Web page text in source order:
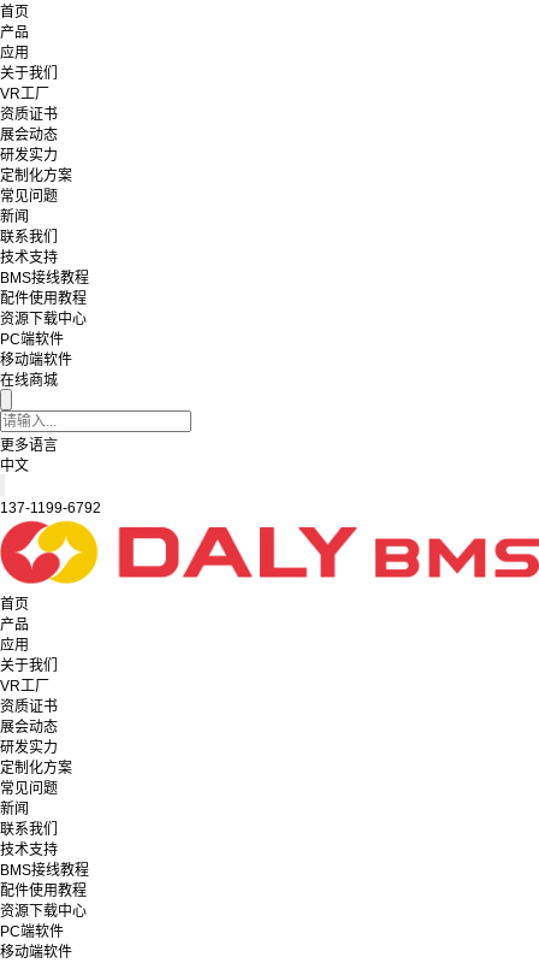
首页
产品
应用
关于我们
VR工厂
资质证书
展会动态
研发实力
定制化方案
常见问题
新闻
联系我们
技术支持
BMS接线教程
配件使用教程
资源下载中心
PC端软件
移动端软件
在线商城
更多语言
中文
137-1199-6792
首页
产品
应用
关于我们
VR工厂
资质证书
展会动态
研发实力
定制化方案
常见问题
新闻
联系我们
技术支持
BMS接线教程
配件使用教程
资源下载中心
PC端软件
移动端软件